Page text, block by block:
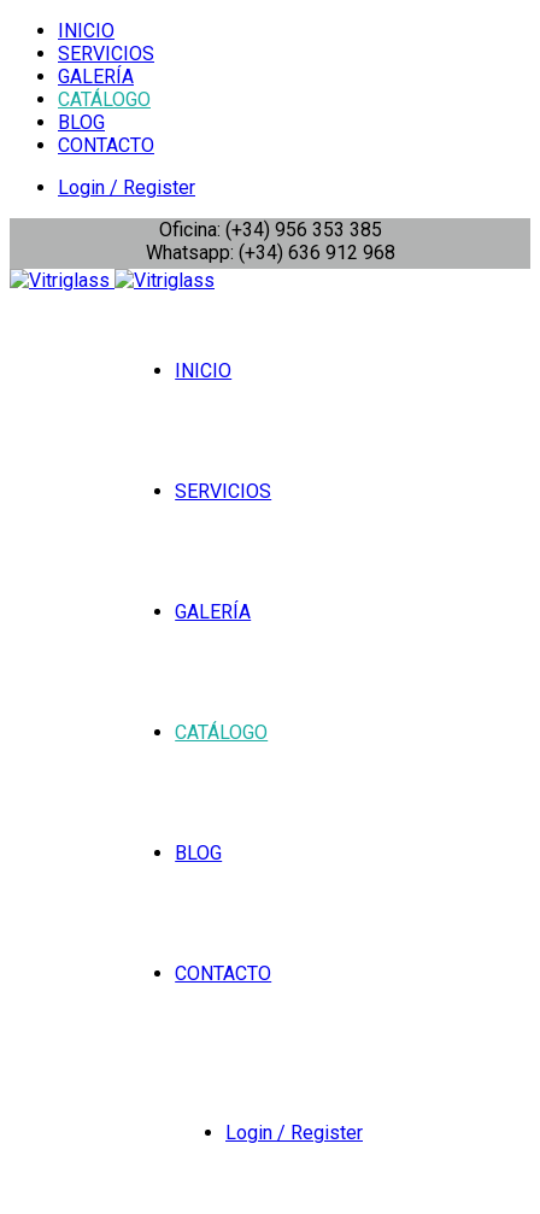
INICIO
SERVICIOS
GALERÍA
CATÁLOGO
BLOG
CONTACTO
Login / Register
Oficina: (+34) 956 353 385
Whatsapp: (+34) 636 912 968
INICIO
SERVICIOS
GALERÍA
CATÁLOGO
BLOG
CONTACTO
Login / Register